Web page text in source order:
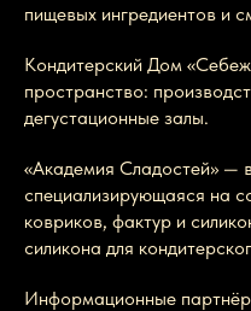
пищевых ингредиентов и
Кондитерский Дом
пространство:
дегустационные залы.
«Академия Сладостей» —
специализирующаяся на
ковриков, фактур и
силикона для
Информационные